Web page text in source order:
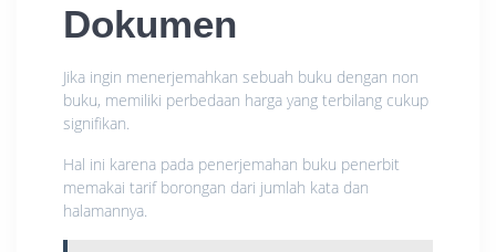
Dokumen
Jika ingin menerjemahkan sebuah buku dengan non
buku, memiliki perbedaan harga yang terbilang cukup
signifikan.
Hal ini karena pada penerjemahan buku penerbit
memakai tarif borongan dari jumlah kata dan
halamannya.